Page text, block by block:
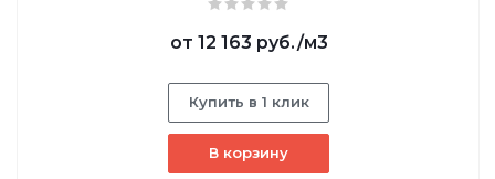
от 12 163 руб./м3
Купить в 1 клик
В корзину